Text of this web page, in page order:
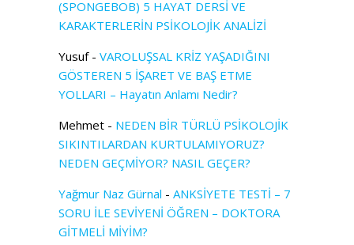
(SPONGEBOB) 5 HAYAT DERSİ VE
KARAKTERLERİN PSİKOLOJİK ANALİZİ
Yusuf- VAROLUŞSAL KRİZ YAŞADIĞINI
GÖSTEREN 5 İŞARET VE BAŞ ETME
YOLLARI – Hayatın Anlamı Nedir?
Mehmet - NEDEN BİR TÜRLÜ PSİKOLOJİK
SIKINTILARDAN KURTULAMIYORUZ?
NEDEN GEÇMİYOR? NASIL GEÇER?
Yağmur Naz Gürnal - ANKSİYETE TESTİ – 7
SORU İLE SEVİYENİ ÖĞREN – DOKTORA
GİTMELİ MİYİM?